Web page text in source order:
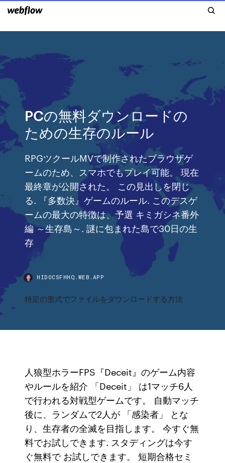
PCの無料ダウンロードの
ための生存のルール
RPGツクールMVで制作されたブラウザゲ
ームのため、スマホでもプレイ可能。 現在
最終章が公開された。 この見出しを閉じ
る. 『多数決』ゲームのルール. このデスゲ
ームの最大の特徴は、予選 キミガシネ番外
編 ～生存島～. 謎に包まれた島で30日の生
存
HIDOCSFHHQ.WEB.APP
特定の形式でファイルをダウンロードする方法
人狼型ホラーFPS『Deceit』のゲーム内容
やルールを紹介 「Deceit」 は1マッチ6人
で行われる対戦型ゲームです。 自動マッチ
後に、ランダムで2人が 「感染者」 とな
り、生存者の全滅を目指します。 今すぐ無
料でお試しできます. スタディングは今す
ぐ無料で お試しできます。 短期合格セミ